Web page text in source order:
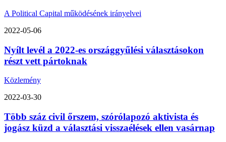
A Political Capital működésének irányelvei
2022-05-06
Nyílt levél a 2022-es országgyűlési választásokon
részt vett pártoknak
Közlemény
2022-03-30
Több száz civil őrszem, szórólapozó aktivista és
jogász küzd a választási visszaélések ellen vasárnap